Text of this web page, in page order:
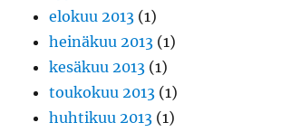
elokuu 2013 (1)
heinäkuu 2013 (1)
kesäkuu 2013 (1)
toukokuu 2013 (1)
huhtikuu 2013 (1)